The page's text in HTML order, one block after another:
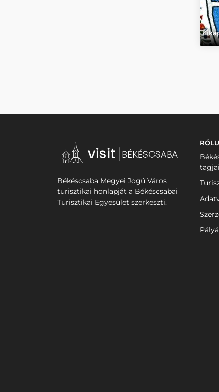
Békéscsaba Megyei Jogú Város
turisztikai honlapját a Békéscsabai
Turisztikai Egyesület szerkeszti.
tagjai